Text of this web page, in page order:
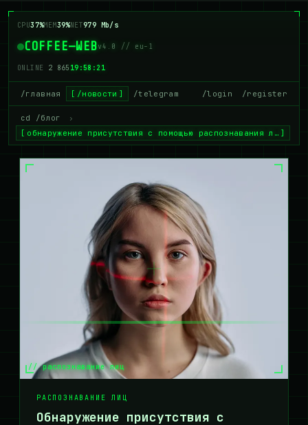
CPU42%MEM40%NET990 Mb/s
COFFEE—WEBv4.0 // eu-1
ONLINE 2 859 19:58:22
/главная /новости /telegram /login /register
cd /блог
›
обнаружение присутствия с помощью распознавания л…
// распознавание лиц
РАСПОЗНАВАНИЕ ЛИЦ
Обнаружение присутствия с